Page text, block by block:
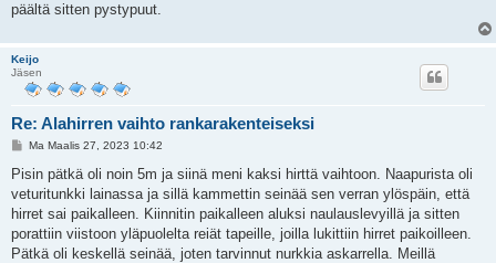
päältä sitten pystypuut.
Keijo
Jäsen
Re: Alahirren vaihto rankarakenteiseksi
V
e
t
i
Ma Maalis 27, 2023 10:42
Pisin pätkä oli noin 5m ja siinä meni kaksi hirttä vaihtoon. Naapurista oli
veturitunkki lainassa ja sillä kammettin seinää sen verran ylöspäin, että
hirret sai paikalleen. Kiinnitin paikalleen aluksi naulauslevyillä ja sitten
porattiin viistoon yläpuolelta reiät tapeille, joilla lukittiin hirret paikoilleen.
Pätkä oli keskellä seinää, joten tarvinnut nurkkia askarrella. Meillä